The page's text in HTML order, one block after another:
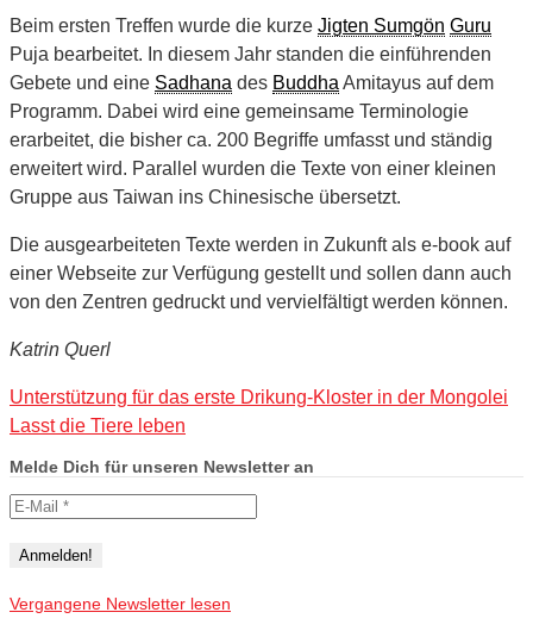
Beim ersten Treffen wurde die kurze Jigten Sumgön Guru
Puja bearbeitet. In diesem Jahr standen die einführenden
Gebete und eine Sadhana des Buddha Amitayus auf dem
Programm. Dabei wird eine gemeinsame Terminologie
erarbeitet, die bisher ca. 200 Begriffe umfasst und ständig
erweitert wird. Parallel wurden die Texte von einer kleinen
Gruppe aus Taiwan ins Chinesische übersetzt.
Die ausgearbeiteten Texte werden in Zukunft als e-book auf
einer Webseite zur Verfügung gestellt und sollen dann auch
von den Zentren gedruckt und vervielfältigt werden können.
Katrin Querl
Unterstützung für das erste Drikung-Kloster in der Mongolei
Lasst die Tiere leben
Melde Dich für unseren Newsletter an
Vergangene Newsletter lesen